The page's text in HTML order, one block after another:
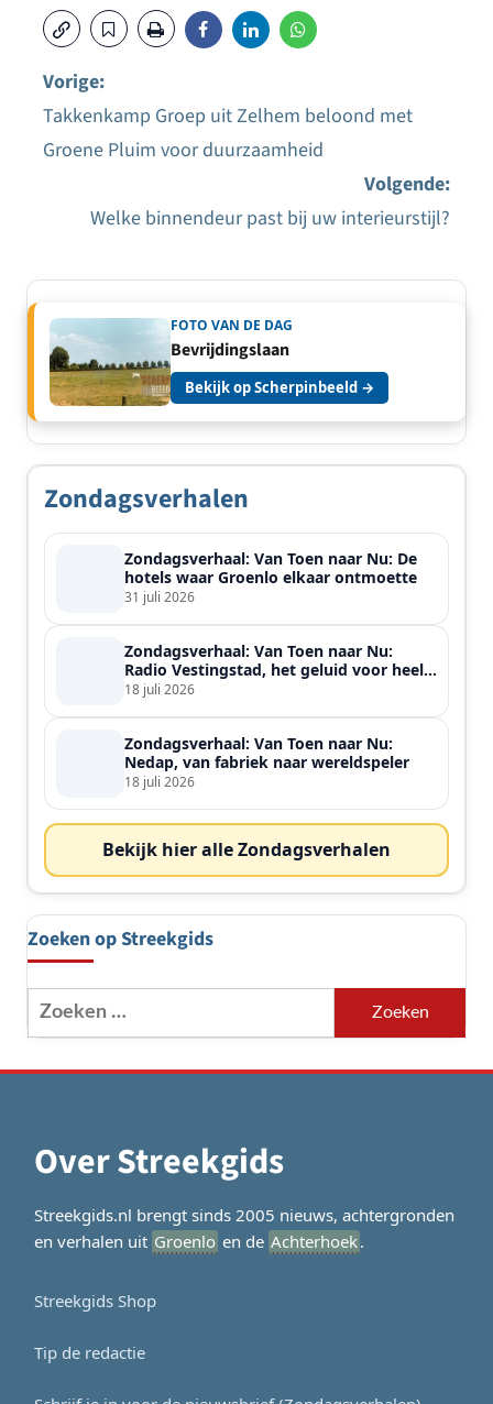
Bericht
Vorige:
Takkenkamp Groep uit Zelhem beloond met
Groene Pluim voor duurzaamheid
Volgende:
Welke binnendeur past bij uw interieurstijl?
FOTO VAN DE DAG
Bevrijdingslaan
Bekijk op Scherpinbeeld →
Zondagsverhalen
Zondagsverhaal: Van Toen naar Nu: De
hotels waar Groenlo elkaar ontmoette
31 juli 2026
Zondagsverhaal: Van Toen naar Nu:
Radio Vestingstad, het geluid voor heel
de streek
18 juli 2026
Zondagsverhaal: Van Toen naar Nu:
Nedap, van fabriek naar wereldspeler
18 juli 2026
Bekijk hier alle Zondagsverhalen
Zoeken op Streekgids
Zoeken
naar:
Over Streekgids
Streekgids.nl brengt sinds 2005 nieuws, achtergronden
en verhalen uit Groenlo en de Achterhoek.
Streekgids Shop
Tip de redactie